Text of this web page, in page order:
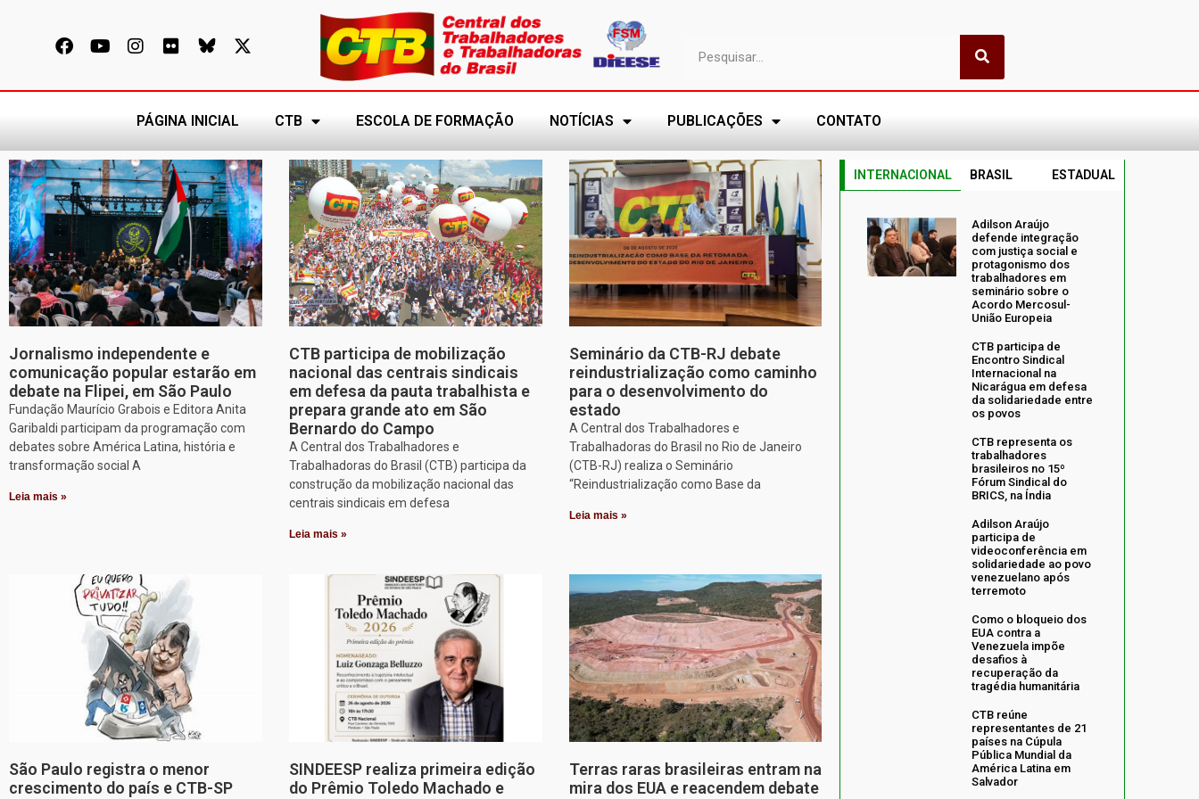
PÁGINA INICIAL CTB ESCOLA DE FORMAÇÃO NOTÍCIAS PUBLICAÇÕES CONTATO
Jornalismo independente e
comunicação popular estarão em
debate na Flipei, em São Paulo
Fundação Maurício Grabois e Editora Anita
Garibaldi participam da programação com
debates sobre América Latina, história e
transformação social A
Leia mais »
CTB participa de mobilização
nacional das centrais sindicais
em defesa da pauta trabalhista e
prepara grande ato em São
Bernardo do Campo
A Central dos Trabalhadores e
Trabalhadoras do Brasil (CTB) participa da
construção da mobilização nacional das
centrais sindicais em defesa
Leia mais »
Seminário da CTB-RJ debate
reindustrialização como caminho
para o desenvolvimento do
estado
A Central dos Trabalhadores e
Trabalhadoras do Brasil no Rio de Janeiro
(CTB-RJ) realiza o Seminário
“Reindustrialização como Base da
Leia mais »
São Paulo registra o menor
crescimento do país e CTB-SP
SINDEESP realiza primeira edição
do Prêmio Toledo Machado e
Terras raras brasileiras entram na
mira dos EUA e reacendem debate
INTERNACIONAL BRASIL ESTADUAL
Adilson Araújo
defende integração
com justiça social e
protagonismo dos
trabalhadores em
seminário sobre o
Acordo Mercosul-
União Europeia
CTB participa de
Encontro Sindical
Internacional na
Nicarágua em defesa
da solidariedade entre
os povos
CTB representa os
trabalhadores
brasileiros no 15º
Fórum Sindical do
BRICS, na Índia
Adilson Araújo
participa de
videoconferência em
solidariedade ao povo
venezuelano após
terremoto
Como o bloqueio dos
EUA contra a
Venezuela impõe
desafios à
recuperação da
tragédia humanitária
CTB reúne
representantes de 21
países na Cúpula
Pública Mundial da
América Latina em
Salvador